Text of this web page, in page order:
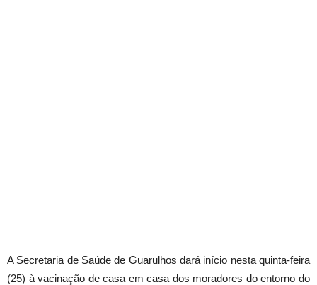
A Secretaria de Saúde de Guarulhos dará início nesta quinta-feira
(25) à vacinação de casa em casa dos moradores do entorno do